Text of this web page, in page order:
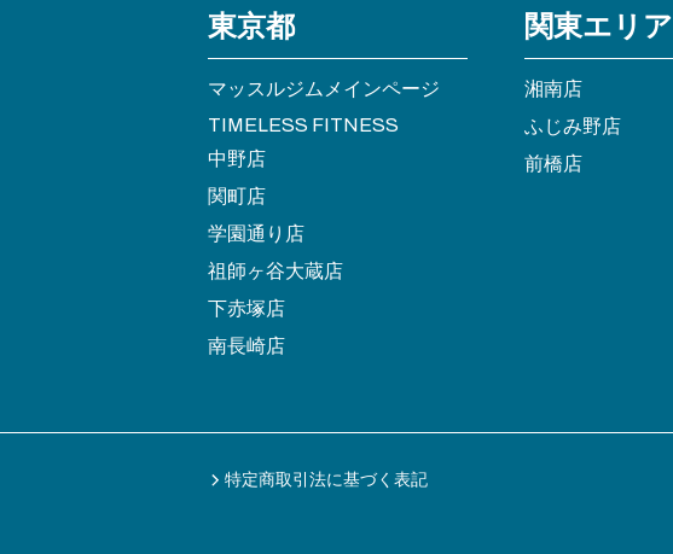
東京都
マッスルジムメインページ
TIMELESS FITNESS
中野店
関町店
学園通り店
祖師ヶ谷大蔵店
下赤塚店
南長崎店
関東エリア
湘南店
ふじみ野店
前橋店
特定商取引法に基づく表記